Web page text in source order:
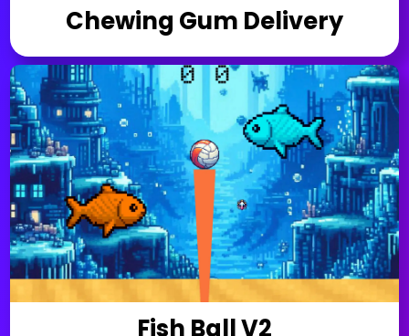
Chewing Gum Delivery
Fish Ball V2